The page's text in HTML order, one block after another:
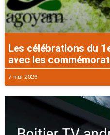
Les célébrations du
avec les
7 mai 2026